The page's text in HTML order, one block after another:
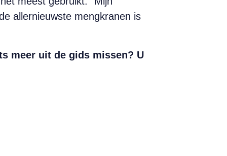
allernieuwste mengkranen is
meer uit de gids missen? U